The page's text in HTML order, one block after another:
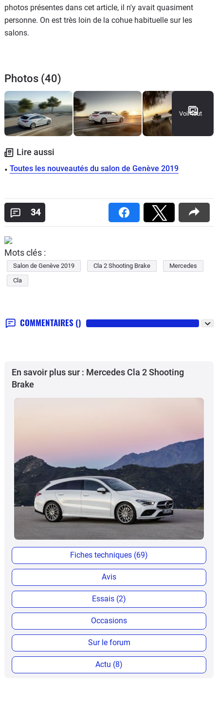
photos présentes dans cet article, il n'y avait quasiment
personne. On est très loin de la cohue habituelle sur les
salons.
Photos (40)
Voir tout
Lire aussi
Toutes les nouveautés du salon de Genève 2019
34
Mots clés :
Salon de Genève 2019 Cla 2 Shooting Brake
Mercedes
Cla
COMMENTAIRES ()
En savoir plus sur : Mercedes Cla 2 Shooting
Brake
Fiches techniques (69)
Avis
Essais (2)
Occasions
Sur le forum
Actu (8)